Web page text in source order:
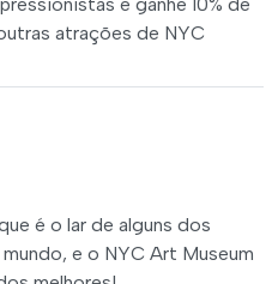
atrações de NYC
é o lar de alguns dos
e o NYC Art Museum